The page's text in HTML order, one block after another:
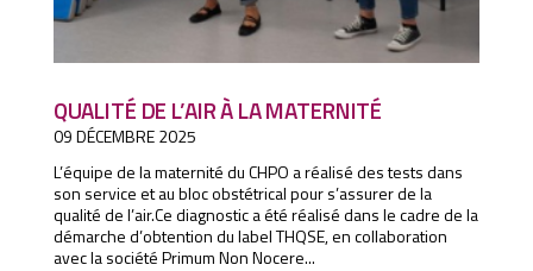
QUALITÉ DE L’AIR À LA MATERNITÉ
09 DÉCEMBRE 2025
L’équipe de la maternité du CHPO a réalisé des tests dans
son service et au bloc obstétrical pour s’assurer de la
qualité de l’air.Ce diagnostic a été réalisé dans le cadre de la
démarche d’obtention du label THQSE, en collaboration
avec la société Primum Non Nocere...